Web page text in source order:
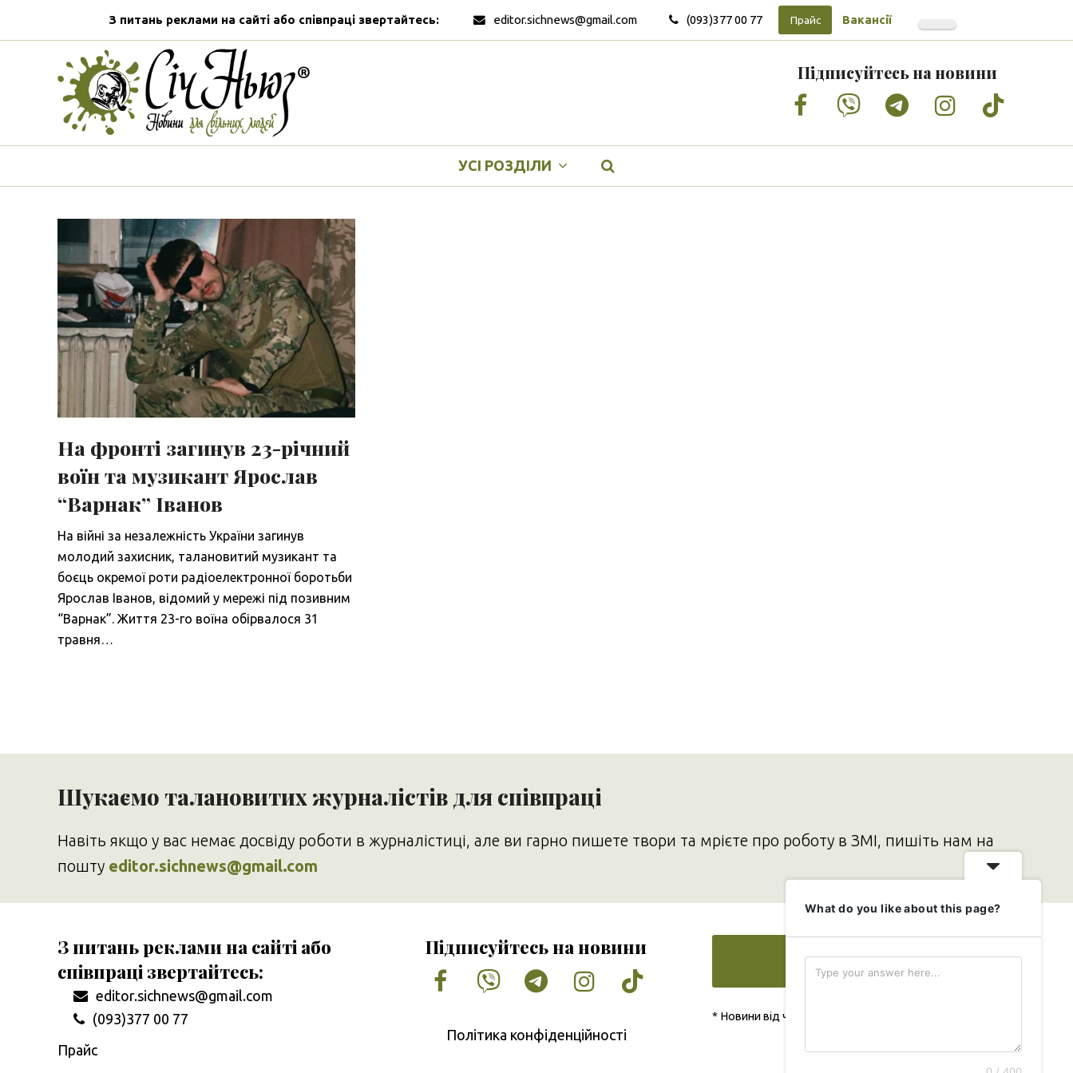
З питань реклами на сайті або співпраці звертайтесь: editor.sichnews@gmail.com (093)377 00 77 Прайс Вакансії
Підписуйтесь на новини
Facebook
VimeoTumblrInstagram
Tiktok
УСІ РОЗДІЛИ
На фронті загинув 23-річний
воїн та музикант Ярослав
“Варнак” Іванов
На війні за незалежність України загинув
молодий захисник, талановитий музикант та
боєць окремої роти радіоелектронної боротьби
Ярослав Іванов, відомий у мережі під позивним
“Варнак”. Життя 23-го воїна обірвалося 31
травня…
Шукаємо талановитих журналістів для співпраці
Навіть якщо у вас немає досвіду роботи в журналістиці, але ви гарно пишете твори та мрієте про роботу в ЗМІ, пишіть нам на
пошту editor.sichnews@gmail.com
З питань реклами на сайті або
співпраці звертайтесь:
editor.sichnews@gmail.com
(093)377 00 77
Прайс
Підписуйтесь на новини
Facebook
VimeoTumblrInstagram
Tiktok
Політика конфіденційності
Додати свою новину
* Новини від читача публікуються безкоштовно
What do you like about this page?